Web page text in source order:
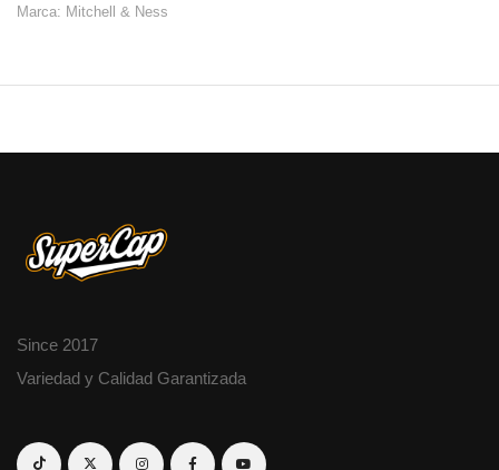
Marca: Mitchell & Ness
Since 2017
Variedad y Calidad Garantizada